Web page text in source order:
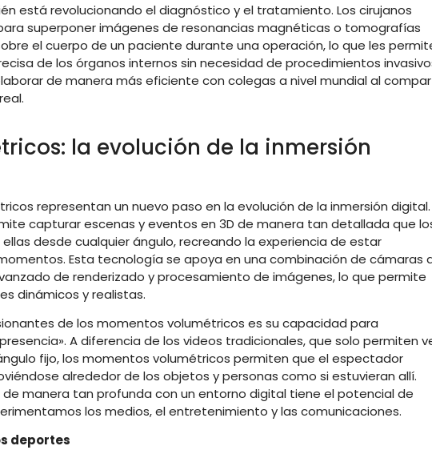
está revolucionando el diagnóstico y el tratamiento. Los cirujanos
superponer imágenes de resonancias magnéticas o tomografías
el cuerpo de un paciente durante una operación, lo que les
de los órganos internos sin necesidad de procedimientos
de manera más eficiente con colegas a nivel mundial al
la evolución de la inmersión
representan un nuevo paso en la evolución de la inmersión digital.
capturar escenas y eventos en 3D de manera tan detallada que
desde cualquier ángulo, recreando la experiencia de estar
Esta tecnología se apoya en una combinación de cámaras
de renderizado y procesamiento de imágenes, lo que permite
dinámicos y realistas.
de los momentos volumétricos es su capacidad para
A diferencia de los videos tradicionales, que solo permiten
fijo, los momentos volumétricos permiten que el espectador
alrededor de los objetos y personas como si estuvieran allí.
manera tan profunda con un entorno digital tiene el potencial de
los medios, el entretenimiento y las comunicaciones.
deportes